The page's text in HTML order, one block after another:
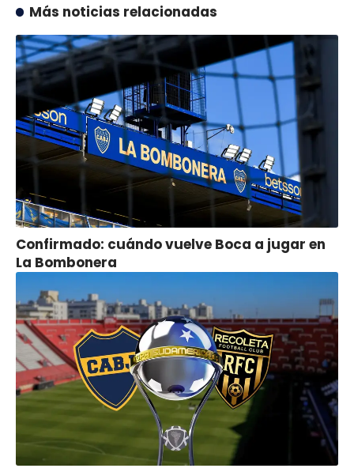
Más noticias relacionadas
Confirmado: cuándo vuelve Boca a jugar en
La Bombonera